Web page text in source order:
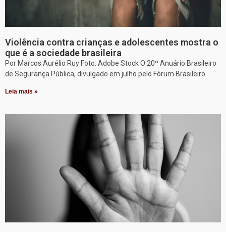
Violência contra crianças e adolescentes mostra o
que é a sociedade brasileira
Por Marcos Aurélio Ruy Foto: Adobe Stock O 20º Anuário Brasileiro
de Segurança Pública, divulgado em julho pelo Fórum Brasileiro
Leia mais »